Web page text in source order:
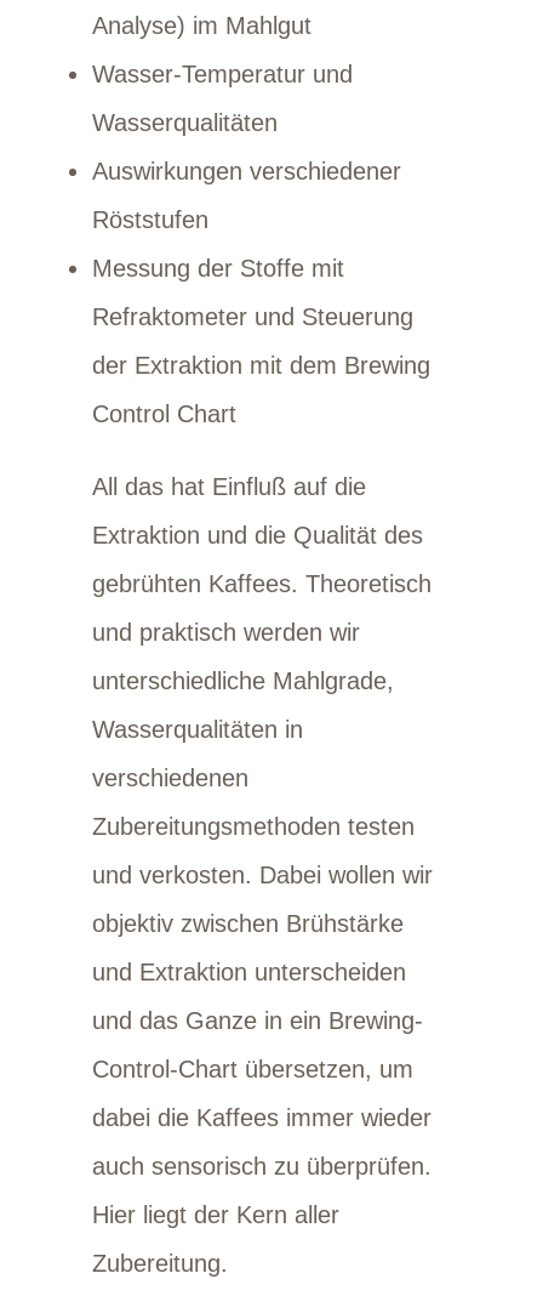
Analyse) im Mahlgut
Wasser-Temperatur und
Wasserqualitäten
Auswirkungen verschiedener
Röststufen
Messung der Stoffe mit
Refraktometer und Steuerung
der Extraktion mit dem Brewing
Control Chart
All das hat Einfluß auf die
Extraktion und die Qualität des
gebrühten Kaffees. Theoretisch
und praktisch werden wir
unterschiedliche Mahlgrade,
Wasserqualitäten in
verschiedenen
Zubereitungsmethoden testen
und verkosten. Dabei wollen wir
objektiv zwischen Brühstärke
und Extraktion unterscheiden
und das Ganze in ein Brewing-
Control-Chart übersetzen, um
dabei die Kaffees immer wieder
auch sensorisch zu überprüfen.
Hier liegt der Kern aller
Zubereitung.